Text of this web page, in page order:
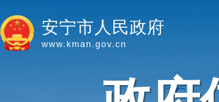
安宁市人民政府
www.kman.gov.cn